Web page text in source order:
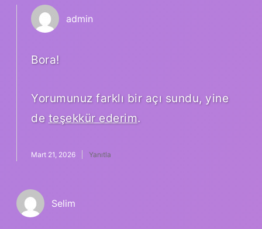
admin
Bora!
Yorumunuz farklı bir açı sundu, yine
de teşekkür ederim.
Mart 21, 2026 Yanıtla
Selim